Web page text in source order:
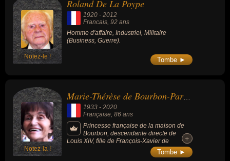
Notez-le !
Roland De La Poype
1920 - 2012
Francais , 92 ans
Homme d'affaire, Industriel, Militaire
(Business, Guerre).
Tombe ►
Notez-la !
Marie-Thérèse de Bourbon-Parme
1933 - 2020
Française, 86 ans
Princesse française de la maison de
Bourbon, descendante directe de
Louis XIV, fille de François-Xavier de
Bourbon-Parme, prétendant au trône
d'Espagne, et de Madeleine de Bourbon
+
+
Tombe ►